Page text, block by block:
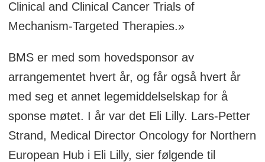
Clinical and Clinical Cancer Trials of
Mechanism-Targeted Therapies.»
BMS er med som hovedsponsor av
arrangementet hvert år, og får også hvert år
med seg et annet legemiddelselskap for å
sponse møtet. I år var det Eli Lilly. Lars-Petter
Strand, Medical Director Oncology for Northern
European Hub i Eli Lilly, sier følgende til